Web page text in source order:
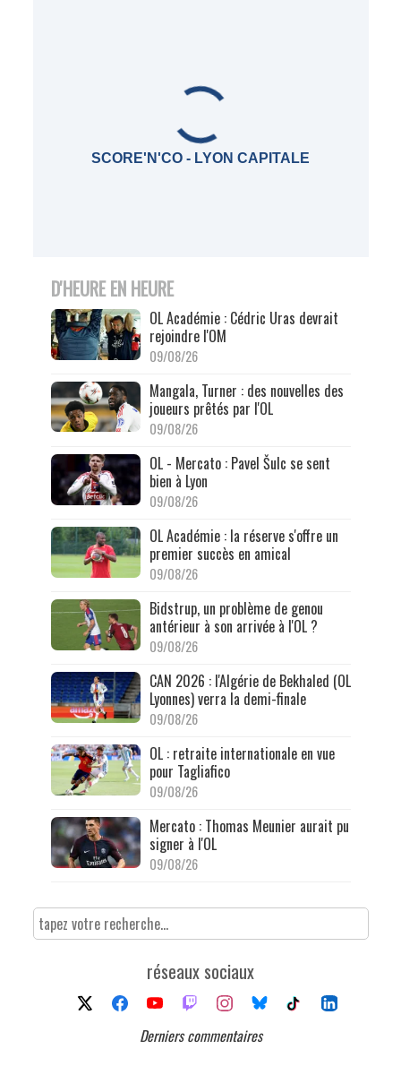
SCORE'N'CO - LYON CAPITALE
D'HEURE EN HEURE
OL Académie : Cédric Uras devrait
rejoindre l'OM
09/08/26
Mangala, Turner : des nouvelles des
joueurs prêtés par l'OL
09/08/26
OL - Mercato : Pavel Šulc se sent
bien à Lyon
09/08/26
OL Académie : la réserve s'offre un
premier succès en amical
09/08/26
Bidstrup, un problème de genou
antérieur à son arrivée à l'OL ?
09/08/26
CAN 2026 : l'Algérie de Bekhaled (OL
Lyonnes) verra la demi-finale
09/08/26
OL : retraite internationale en vue
pour Tagliafico
09/08/26
Mercato : Thomas Meunier aurait pu
signer à l'OL
09/08/26
réseaux sociaux
Derniers commentaires